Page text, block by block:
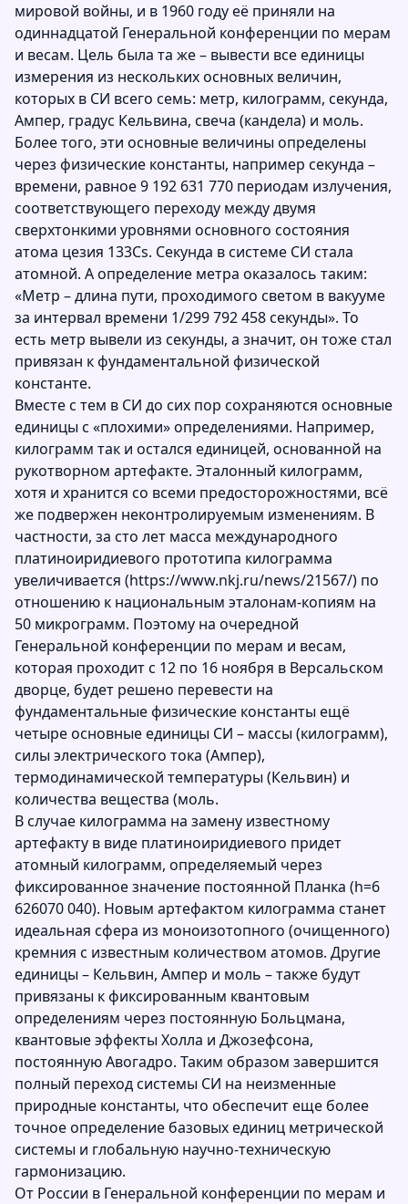
мировой войны, и в 1960 году её приняли на
одиннадцатой Генеральной конференции по мерам
и весам. Цель была та же – вывести все единицы
измерения из нескольких основных величин,
которых в СИ всего семь: метр, килограмм, секунда,
Ампер, градус Кельвина, свеча (кандела) и моль.
Более того, эти основные величины определены
через физические константы, например секунда –
времени, равное 9 192 631 770 периодам излучения,
соответствующего переходу между двумя
сверхтонкими уровнями основного состояния
атома цезия 133Cs. Секунда в системе СИ стала
атомной. А определение метра оказалось таким:
«Метр – длина пути, проходимого светом в вакууме
за интервал времени 1/299 792 458 секунды». То
есть метр вывели из секунды, а значит, он тоже стал
привязан к фундаментальной физической
константе.
Вместе с тем в СИ до сих пор сохраняются основные
единицы с «плохими» определениями. Например,
килограмм так и остался единицей, основанной на
рукотворном артефакте. Эталонный килограмм,
хотя и хранится со всеми предосторожностями, всё
же подвержен неконтролируемым изменениям. В
частности, за сто лет масса международного
платиноиридиевого прототипа килограмма
увеличивается (https://www.nkj.ru/news/21567/) по
отношению к национальным эталонам-копиям на
50 микрограмм. Поэтому на очередной
Генеральной конференции по мерам и весам,
которая проходит с 12 по 16 ноября в Версальском
дворце, будет решено перевести на
фундаментальные физические константы ещё
четыре основные единицы СИ – массы (килограмм),
силы электрического тока (Ампер),
термодинамической температуры (Кельвин) и
количества вещества (моль.
В случае килограмма на замену известному
артефакту в виде платиноиридиевого придет
атомный килограмм, определяемый через
фиксированное значение постоянной Планка (h=6
626070 040). Новым артефактом килограмма станет
идеальная сфера из моноизотопного (очищенного)
кремния с известным количеством атомов. Другие
единицы – Кельвин, Ампер и моль – также будут
привязаны к фиксированным квантовым
определениям через постоянную Больцмана,
квантовые эффекты Холла и Джозефсона,
постоянную Авогадро. Таким образом завершится
полный переход системы СИ на неизменные
природные константы, что обеспечит еще более
точное определение базовых единиц метрической
системы и глобальную научно-техническую
гармонизацию.
От России в Генеральной конференции по мерам и